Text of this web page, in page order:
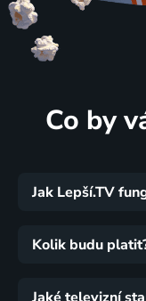
Co by
Jak Lepší.TV
Kolik budu